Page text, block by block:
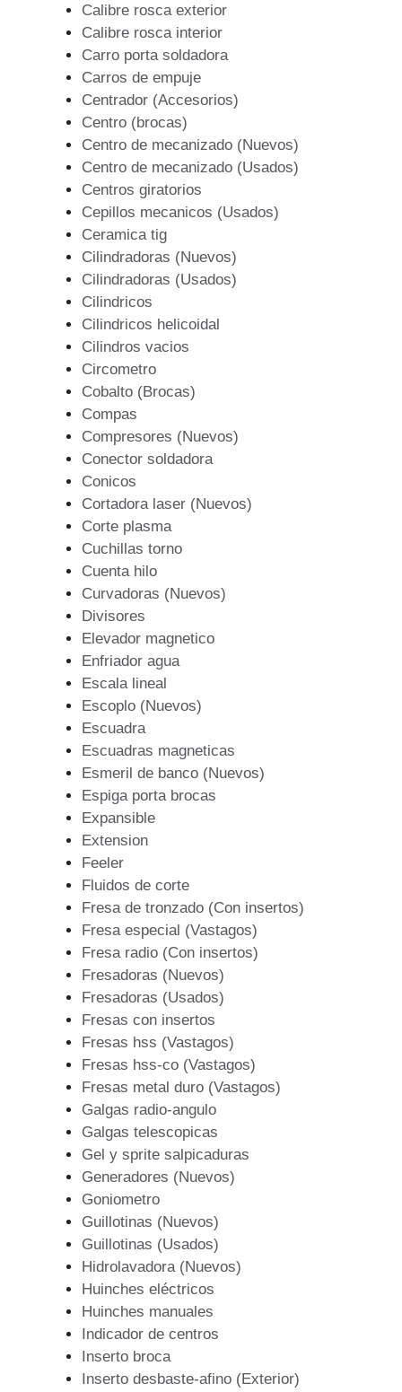
Calibre rosca exterior
Calibre rosca interior
Carro porta soldadora
Carros de empuje
Centrador (Accesorios)
Centro (brocas)
Centro de mecanizado (Nuevos)
Centro de mecanizado (Usados)
Centros giratorios
Cepillos mecanicos (Usados)
Ceramica tig
Cilindradoras (Nuevos)
Cilindradoras (Usados)
Cilindricos
Cilindricos helicoidal
Cilindros vacios
Circometro
Cobalto (Brocas)
Compas
Compresores (Nuevos)
Conector soldadora
Conicos
Cortadora laser (Nuevos)
Corte plasma
Cuchillas torno
Cuenta hilo
Curvadoras (Nuevos)
Divisores
Elevador magnetico
Enfriador agua
Escala lineal
Escoplo (Nuevos)
Escuadra
Escuadras magneticas
Esmeril de banco (Nuevos)
Espiga porta brocas
Expansible
Extension
Feeler
Fluidos de corte
Fresa de tronzado (Con insertos)
Fresa especial (Vastagos)
Fresa radio (Con insertos)
Fresadoras (Nuevos)
Fresadoras (Usados)
Fresas con insertos
Fresas hss (Vastagos)
Fresas hss-co (Vastagos)
Fresas metal duro (Vastagos)
Galgas radio-angulo
Galgas telescopicas
Gel y sprite salpicaduras
Generadores (Nuevos)
Goniometro
Guillotinas (Nuevos)
Guillotinas (Usados)
Hidrolavadora (Nuevos)
Huinches eléctricos
Huinches manuales
Indicador de centros
Inserto broca
Inserto desbaste-afino (Exterior)